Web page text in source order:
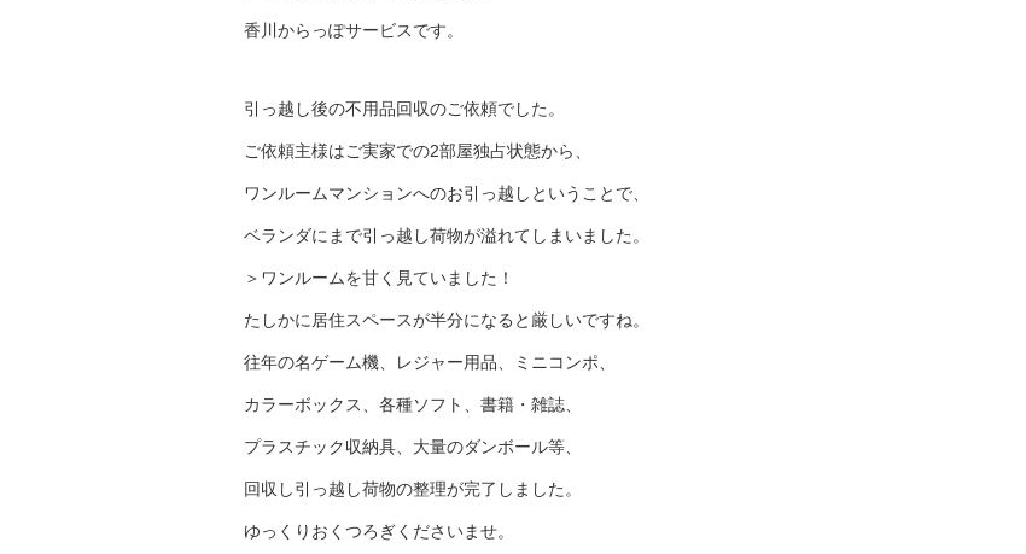
香川からっぽサービスです。
引っ越し後の不用品回収のご依頼でした。
ご依頼主様はご実家での2部屋独占状態から、
ワンルームマンションへのお引っ越しということで、
ベランダにまで引っ越し荷物が溢れてしまいました。
＞ワンルームを甘く見ていました！
たしかに居住スペースが半分になると厳しいですね。
往年の名ゲーム機、レジャー用品、ミニコンポ、
カラーボックス、各種ソフト、書籍・雑誌、
プラスチック収納具、大量のダンボール等、
回収し引っ越し荷物の整理が完了しました。
ゆっくりおくつろぎくださいませ。